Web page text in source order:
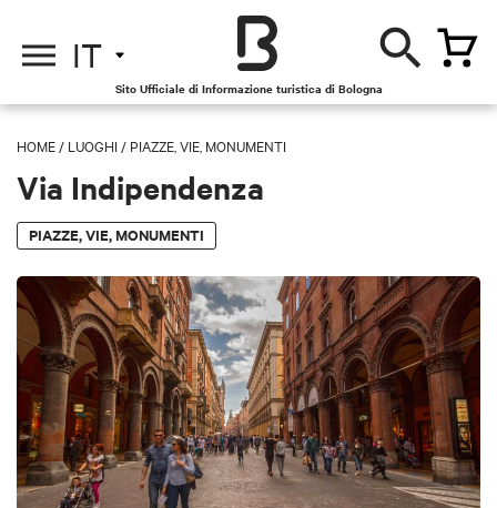
IT
Sito Ufficiale di Informazione turistica di Bologna
HOME / LUOGHI / PIAZZE, VIE, MONUMENTI
Via Indipendenza
PIAZZE, VIE, MONUMENTI